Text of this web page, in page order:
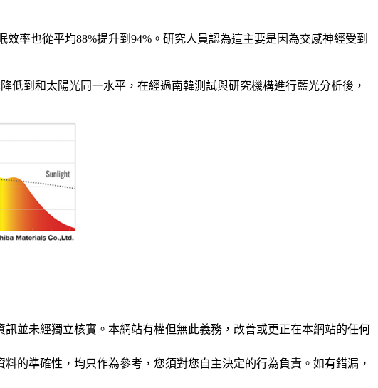
率也從平均88%提升到94%。研究人員認為這主要是因為交感神經受到
低到和太陽光同一水平，在經過南韓測試與研究機構進行藍光分析後，
並未經獨立核實。本網站有權但無此義務，改善或更正在本網站的任何
的準確性，均只作為參考，您須對您自主決定的行為負責。如有錯漏，